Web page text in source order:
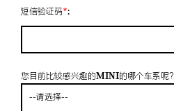
短信验证码*:
您目前比较感兴趣的MINI的哪个车系呢？
--请选择--